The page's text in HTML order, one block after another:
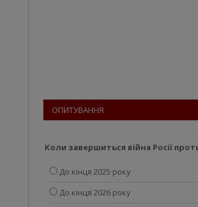
ОПИТУВАННЯ
Коли завершиться війна Росії
До кінця 2025 року
До кінця 2026 року